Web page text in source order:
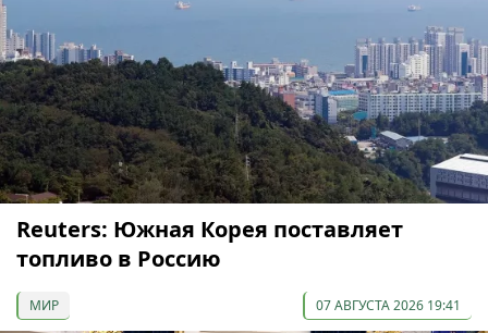
Reuters: Южная Корея поставляет
топливо в Россию
МИР 07 АВГУСТА 2026 19:41